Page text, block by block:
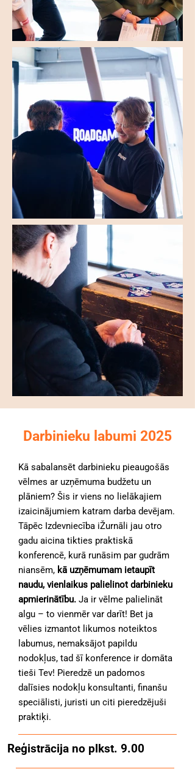
Darbinieku labumi 2025
Kā sabalansēt darbinieku pieaugošās
vēlmes ar uzņēmuma budžetu un
plāniem? Šis ir viens no lielākajiem
izaicinājumiem katram darba devējam.
Tāpēc Izdevniecība iŽurnāli jau otro
gadu aicina tikties praktiskā
konferencē, kurā runāsim par gudrām
niansēm, kā uzņēmumam ietaupīt
naudu, vienlaikus palielinot darbinieku
apmierinātību. Ja ir vēlme palielināt
algu – to vienmēr var darīt! Bet ja
vēlies izmantot likumos noteiktos
labumus, nemaksājot papildu
nodokļus, tad šī konference ir domāta
tieši Tev! Pieredzē un padomos
dalīsies nodokļu konsultanti, finanšu
speciālisti, juristi un citi pieredzējuši
praktiķi.
Reģistrācija no plkst. 9.00